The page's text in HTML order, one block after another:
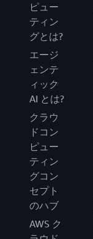
ピュー
ティン
グとは?
エージ
ェンテ
ィック
AI とは?
クラウ
ドコン
ピュー
ティン
グコン
セプト
のハブ
AWS ク